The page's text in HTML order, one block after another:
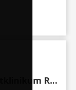
Sanitätshaus Liebau Südstadtklinikum Rostock